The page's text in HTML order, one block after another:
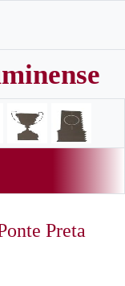
Preta